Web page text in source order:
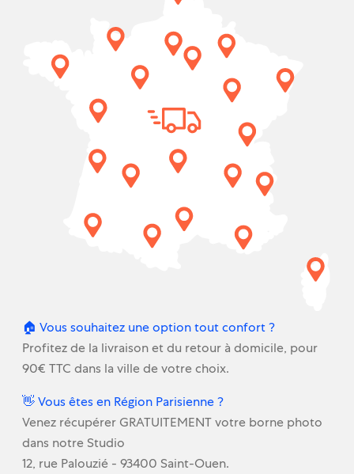
🏠 Vous souhaitez une option tout confort ?
Profitez de la livraison et du retour à domicile, pour
90€ TTC dans la ville de votre choix.
👋 Vous êtes en Région Parisienne ?
Venez récupérer GRATUITEMENT votre borne photo
dans notre Studio
12, rue Palouzié - 93400 Saint-Ouen.